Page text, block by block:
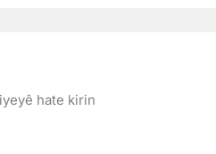
hate kirin